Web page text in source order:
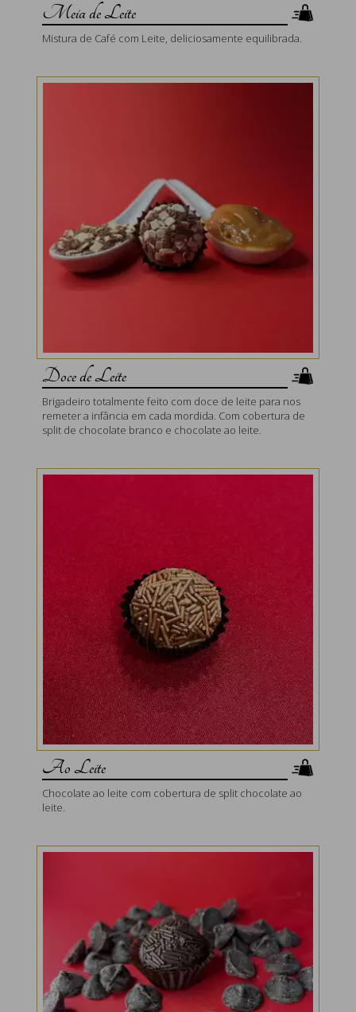
Meia de Leite
Mistura de Café com Leite, deliciosamente equilibrada.
Doce de Leite
Brigadeiro totalmente feito com doce de leite para nos
remeter a infância em cada mordida. Com cobertura de
split de chocolate branco e chocolate ao leite.
Ao Leite
Chocolate ao leite com cobertura de split chocolate ao
leite.